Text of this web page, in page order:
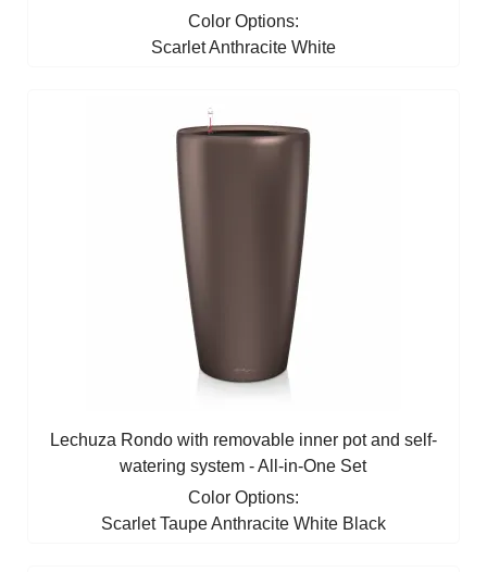
Color Options:
ScarletAnthracite White
Lechuza Rondo with removable inner pot and self-
watering system - All-in-One Set
Color Options:
ScarletTaupeAnthracite White Black